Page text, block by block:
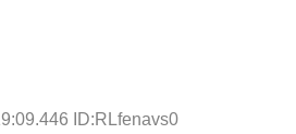
ID:RLfenavs0